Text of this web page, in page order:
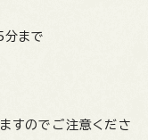
まで
すのでご注意くださ